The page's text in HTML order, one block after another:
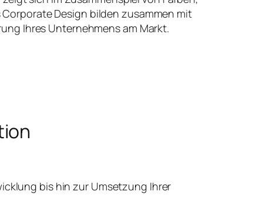
Design bilden zusammen mit
Ihres Unternehmens am Markt.
bis hin zur Umsetzung Ihrer